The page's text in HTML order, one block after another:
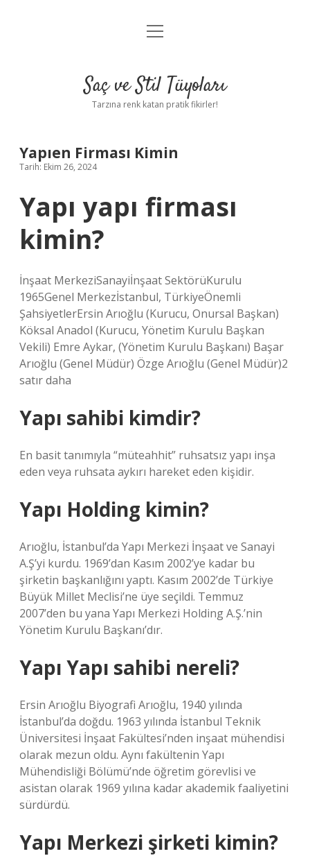
Anasayfa
Yasal Uyarı
menüyü
Saç ve Stil Tüyoları
Tarzına renk katan pratik fikirler!
Yapıen Firması Kimin
Tarih: Ekim 26, 2024
Yapı yapı firması
kimin?
İnşaat MerkeziSanayiİnşaat SektörüKurulu
1965Genel Merkezİstanbul, TürkiyeÖnemli
ŞahsiyetlerErsin Arıoğlu (Kurucu, Onursal Başkan)
Köksal Anadol (Kurucu, Yönetim Kurulu Başkan
Vekili) Emre Aykar, (Yönetim Kurulu Başkanı) Başar
Arıoğlu (Genel Müdür) Özge Arıoğlu (Genel Müdür)2
satır daha
Yapı sahibi kimdir?
En basit tanımıyla “müteahhit” ruhsatsız yapı inşa
eden veya ruhsata aykırı hareket eden kişidir.
Yapı Holding kimin?
Arıoğlu, İstanbul’da Yapı Merkezi İnşaat ve Sanayi
A.Ş’yi kurdu. 1969’dan Kasım 2002’ye kadar bu
şirketin başkanlığını yaptı. Kasım 2002’de Türkiye
Büyük Millet Meclisi’ne üye seçildi. Temmuz
2007’den bu yana Yapı Merkezi Holding A.Ş.’nin
Yönetim Kurulu Başkanı’dır.
Yapı Yapı sahibi nereli?
Ersin Arıoğlu Biyografi Arıoğlu, 1940 yılında
İstanbul’da doğdu. 1963 yılında İstanbul Teknik
Üniversitesi İnşaat Fakültesi’nden inşaat mühendisi
olarak mezun oldu. Aynı fakültenin Yapı
Mühendisliği Bölümü’nde öğretim görevlisi ve
asistan olarak 1969 yılına kadar akademik faaliyetini
sürdürdü.
Yapı Merkezi şirketi kimin?